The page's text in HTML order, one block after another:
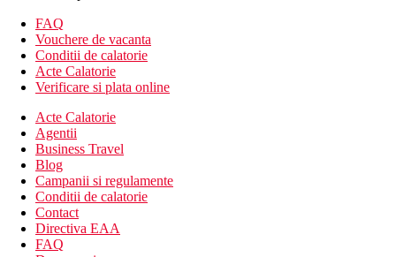
bar
salon
bar englezesc
fitness
centru SPA
piscina pe acoperis (sezlonguri si umbrele gratuite)
Wifi
sala de consiliu
centru de afaceri
club pentru copii
Descrierea plajei
plaja publica cu nisip
FAQ
Vouchere de vacanta
Conditii de calatorie
Acte Calatorie
Verificare si plata online
Acte Calatorie
Agentii
Business Travel
Blog
Campanii si regulamente
Conditii de calatorie
Contact
Directiva EAA
FAQ